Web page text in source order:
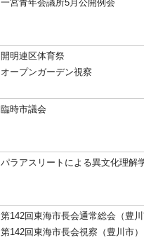
一宮青年会議所5月公開例会
開明連区体育祭
オープンガーデン視察
臨時市議会
パラアスリートによる異文化理解
第142回東海市長会通常総会（豊川
第142回東海市長会視察（豊川市）